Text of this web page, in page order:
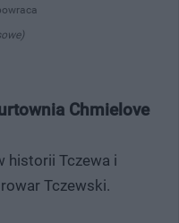
Chmielove
historii Tczewa i
Tczewski.